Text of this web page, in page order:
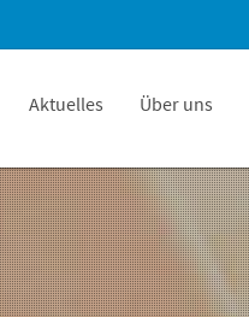
Aktuelles Über uns